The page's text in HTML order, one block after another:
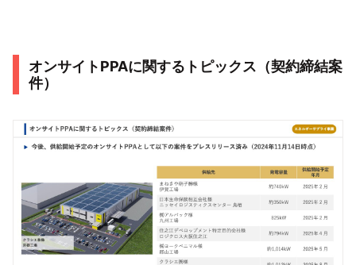
オンサイトPPAに関するトピックス（契約締結案
件）